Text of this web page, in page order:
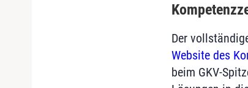
Der
Website des
beim GKV-